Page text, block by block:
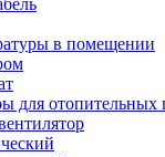
в помещении
для отопительных